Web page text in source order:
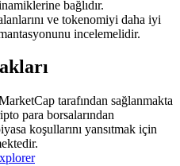
komisyonlarının tadını çıkarın
bağlıdır.
ve tokenomiyi daha iyi
incelemelidir.
tarafından sağlanmakta
para borsalarından
koşullarını yansıtmak için